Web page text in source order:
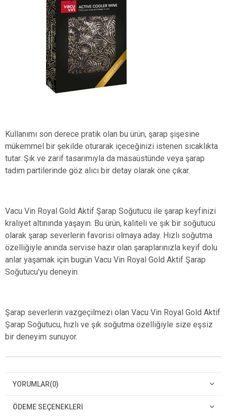
Kullanımı son derece pratik olan bu ürün, şarap şişesine
mükemmel bir şekilde oturarak içeceğinizi istenen sıcaklıkta
tutar. Şık ve zarif tasarımıyla da masaüstünde veya şarap
tadım partilerinde göz alıcı bir detay olarak öne çıkar.
Vacu Vin Royal Gold Aktif Şarap Soğutucu ile şarap keyfinizi
kraliyet altınında yaşayın. Bu ürün, kaliteli ve şık bir soğutucu
olarak şarap severlerin favorisi olmaya aday. Hızlı soğutma
özelliğiyle anında servise hazır olan şaraplarınızla keyif dolu
anlar yaşamak için bugün Vacu Vin Royal Gold Aktif Şarap
Soğutucu'yu deneyin.
Şarap severlerin vazgeçilmezi olan Vacu Vin Royal Gold Aktif
Şarap Soğutucu, hızlı ve şık soğutma özelliğiyle size eşsiz
bir deneyim sunuyor.
YORUMLAR(0)
ÖDEME SEÇENEKLERI